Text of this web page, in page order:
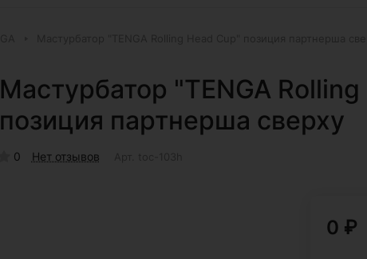
Мастурбатор "TENGA
позиция партнерша сверху
0 Нет отзывов
0 ₽